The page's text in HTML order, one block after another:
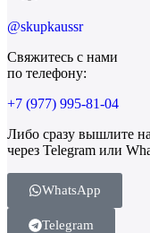
@skupkaussr
Свяжитесь с нами
по телефону:
+7 (977) 995-81-04
Либо сразу вышлите
через Telegram или
WhatsApp
Telegram